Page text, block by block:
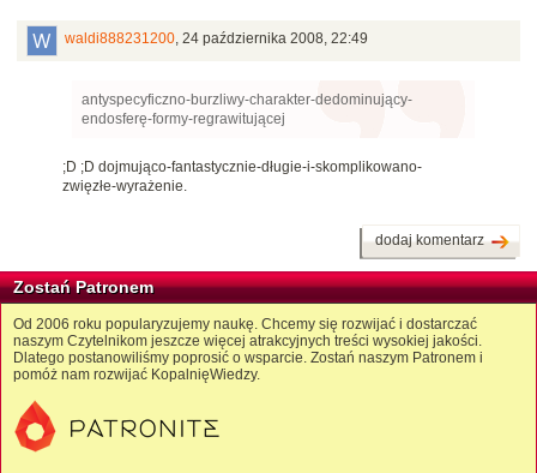
waldi888231200, 24 października 2008, 22:49
antyspecyficzno-burzliwy-charakter-dedominujący-
endosferę-formy-regrawitującej
;D ;D dojmująco-fantastycznie-długie-i-skomplikowano-
zwięzłe-wyrażenie.
dodaj komentarz
Zostań Patronem
Od 2006 roku popularyzujemy naukę. Chcemy się rozwijać i dostarczać
naszym Czytelnikom jeszcze więcej atrakcyjnych treści wysokiej jakości.
Dlatego postanowiliśmy poprosić o wsparcie. Zostań naszym Patronem i
pomóż nam rozwijać KopalnięWiedzy.